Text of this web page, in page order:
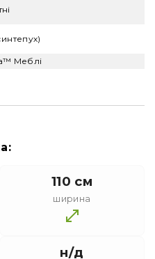
Меблі
110 см
ширина
н/д